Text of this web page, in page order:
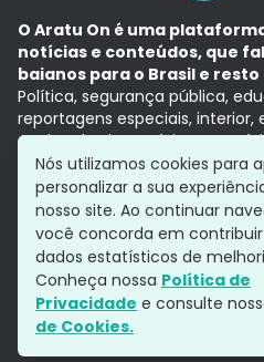
O Aratu On é uma
notícias e conteúdos, que
baianos para o Brasil e
Política, segurança pública,
reportagens especiais,
Aqui, tudo vira notícia e a
com a credibilidade do Grupo
Grupo Aratu
Política de
Siga-nos
Nós utilizamos cookies para
personalizar a sua
nosso site. Ao continuar
você concorda em
dados estatísticos de
Conheça nossa Política de
Privacidade e consulte
de Cookies.